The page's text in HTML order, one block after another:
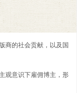
商的社会贡献，以及国
观意识下雇佣博主，形